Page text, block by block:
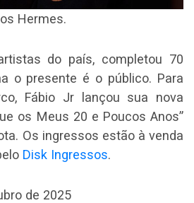
Hermes.
do país, completou 70
o presente é o público. Para
Fábio Jr lançou sua nova
os Meus 20 e Poucos Anos”
Os ingressos estão à venda
Disk Ingressos.
de 2025